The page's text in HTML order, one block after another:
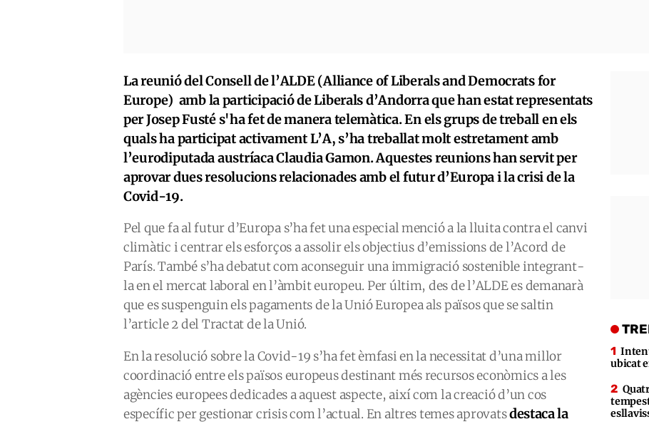
La reunió del Consell de l’ALDE (Alliance of Liberals and Democrats for
Europe) amb la participació de Liberals d’Andorra que han estat representats
per Josep Fusté s'ha fet de manera telemàtica. En els grups de treball en els
quals ha participat activament L’A, s’ha treballat molt estretament amb
l’eurodiputada austríaca Claudia Gamon. Aquestes reunions han servit per
aprovar dues resolucions relacionades amb el futur d’Europa i la crisi de la
Covid-19.
Pel que fa al futur d’Europa s’ha fet una especial menció a la lluita contra el canvi
climàtic i centrar els esforços a assolir els objectius d’emissions de l’Acord de
París. També s’ha debatut com aconseguir una immigració sostenible integrant-
la en el mercat laboral en l’àmbit europeu. Per últim, des de l’ALDE es demanarà
que es suspenguin els pagaments de la Unió Europea als països que se saltin
l’article 2 del Tractat de la Unió.
En la resolució sobre la Covid-19 s’ha fet èmfasi en la necessitat d’una millor
coordinació entre els països europeus destinant més recursos econòmics a les
agències europees dedicades a aquest aspecte, així com la creació d’un cos
específic per gestionar crisis com l’actual. En altres temes aprovatsdestaca la
ubicat